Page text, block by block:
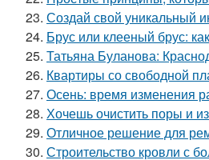
23. Создай свой уникальный
24. Брус или клееный брус:
25. Татьяна Буланова:
26. Квартиры со свободной
27. Осень: время изменения
28. Хочешь очистить поры и
29. Отличное решение для
30. Строительство кровли с